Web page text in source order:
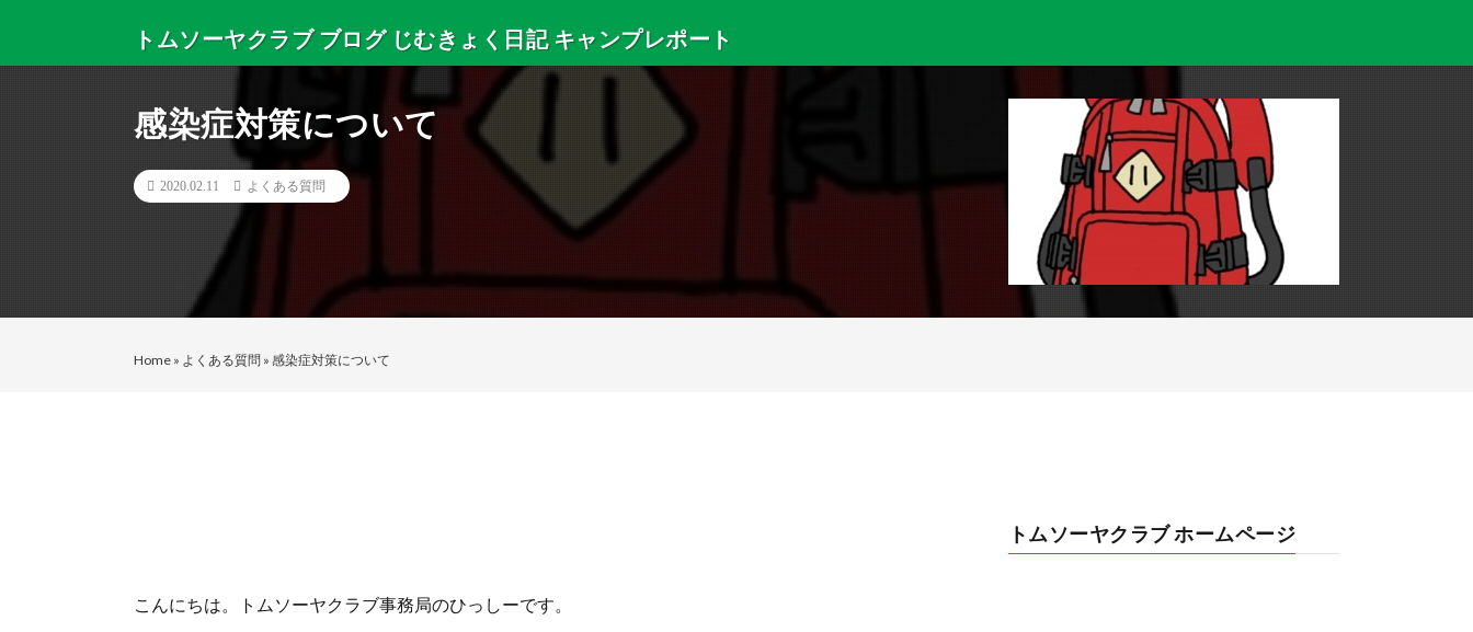
トムソーヤクラブ ブログ じむきょく日記 キャンプレポート
トムソーヤクラブからニュースと日々のサマーキャンプ・サマースクールの出来事などを紹介します。
感染症対策について
2020.02.11 よくある質問
Home » よくある質問 » 感染症対策について
こんにちは。トムソーヤクラブ事務局のひっしーです。
トムソーヤクラブ ホームページ